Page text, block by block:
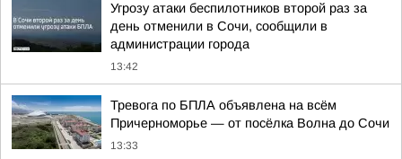
Угрозу атаки беспилотников второй раз за
день отменили в Сочи, сообщили в
администрации города
13:42
Тревога по БПЛА объявлена на всём
Причерноморье — от посёлка Волна до Сочи
13:33